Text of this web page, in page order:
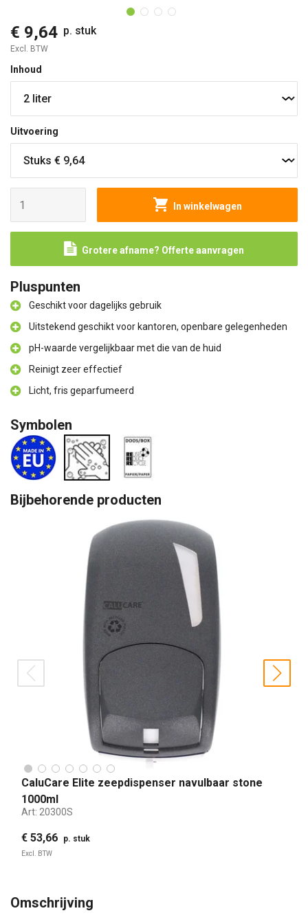
€ 9,64 p. stuk
Excl. BTW
Inhoud
Uitvoering
In winkelwagen
Grotere afname? Offerte aanvragen
Pluspunten
Geschikt voor dagelijks gebruik
Uitstekend geschikt voor kantoren, openbare gelegenheden
pH-waarde vergelijkbaar met die van de huid
Reinigt zeer effectief
Licht, fris geparfumeerd
Symbolen
Bijbehorende producten
CaluCare Elite zeepdispenser navulbaar stone
1000ml
Art: 20300S
€ 53,66 p. stuk
Excl. BTW
prev next
Omschrijving